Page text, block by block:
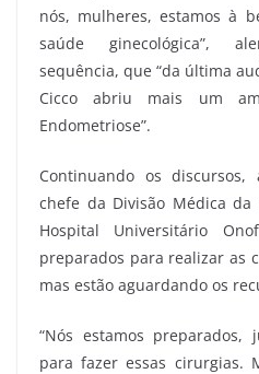
nós, mulheres, estamos à
saúde ginecológica”,
sequência, que “da última
Cicco abriu mais um
Endometriose”.
Continuando os
chefe da Divisão Médica da
Hospital Universitário
preparados para realizar as
mas estão aguardando os
“Nós estamos preparados,
para fazer essas cirurgias.